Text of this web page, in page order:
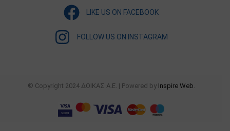
LIKE US ON FACEBOOK
FOLLOW US ON INSTAGRAM
© Copyright 2024 ΔΟΙΚΑΣ Α.Ε. | Powered by Inspire Web.